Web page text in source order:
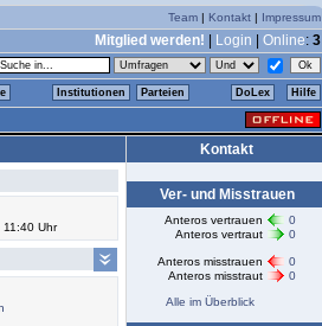
Team | Kontakt | Impressum
Mitglied werden! Login Online: 3
Institutionen Parteien DoLex Hilfe
Uhr
Kontakt
Ver- und Misstrauen
Anteros vertrauen
0
Anteros vertraut
0
Anteros misstrauen
0
Anteros misstraut
0
Alle im Überblick